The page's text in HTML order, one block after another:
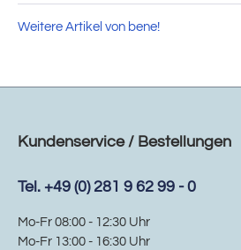
Weitere Artikel von bene!
Kundenservice / Bestellungen
Tel. +49 (0) 281 9 62 99 - 0
Mo-Fr 08:00 - 12:30 Uhr
Mo-Fr 13:00 - 16:30 Uhr